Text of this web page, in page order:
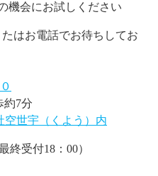
機会にお試しください
はお電話でお待ちしてお
約7分
空世宇（くよう）内
終受付18：00）